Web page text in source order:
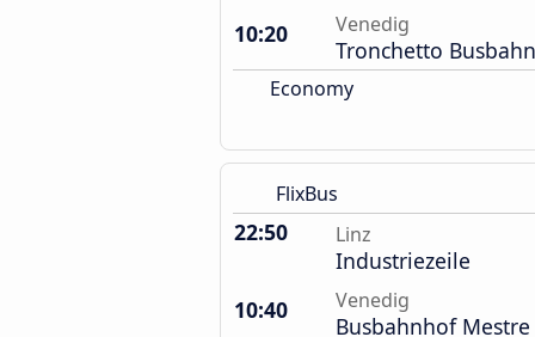
10:20
Venedig
Tronchetto
Economy
FlixBus
22:50 Linz
Industriezeile
10:40
Venedig
Busbahnhof Mestre